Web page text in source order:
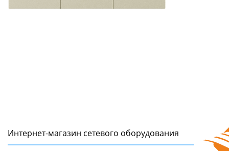
Интернет-магазин сетeвого оборудования